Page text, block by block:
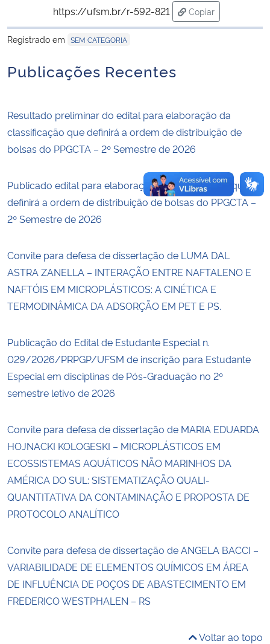
https://ufsm.br/r-592-821
Copiar
para área de
Registrado em SEM CATEGORIA
Publicações Recentes
Resultado preliminar do edital para elaboração da
classificação que definirá a ordem de distribuição de
bolsas do PPGCTA – 2º Semestre de 2026
Publicado edital para elaboração da classificação que
definirá a ordem de distribuição de bolsas do PPGCTA –
2º Semestre de 2026
Convite para defesa de dissertação de LUMA DAL
ASTRA ZANELLA – INTERAÇÃO ENTRE NAFTALENO E
NAFTÓIS EM MICROPLÁSTICOS: A CINÉTICA E
TERMODINÂMICA DA ADSORÇÃO EM PET E PS.
Publicação do Edital de Estudante Especial n.
029/2026/PRPGP/UFSM de inscrição para Estudante
Especial em disciplinas de Pós-Graduação no 2º
semestre letivo de 2026
Convite para defesa de dissertação de MARIA EDUARDA
HOJNACKI KOLOGESKI – MICROPLÁSTICOS EM
ECOSSISTEMAS AQUÁTICOS NÃO MARINHOS DA
AMÉRICA DO SUL: SISTEMATIZAÇÃO QUALI-
QUANTITATIVA DA CONTAMINAÇÃO E PROPOSTA DE
PROTOCOLO ANALÍTICO
Convite para defesa de dissertação de ANGELA BACCI –
VARIABILIDADE DE ELEMENTOS QUÍMICOS EM ÁREA
DE INFLUÊNCIA DE POÇOS DE ABASTECIMENTO EM
FREDERICO WESTPHALEN – RS
Voltar ao topo